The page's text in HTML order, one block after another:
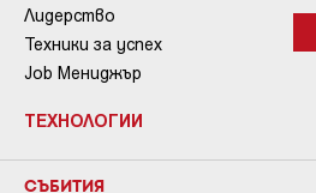
Лидерство
Техники за успех
Job Мениджър
ТЕХНОЛОГИИ
СЪБИТИЯ